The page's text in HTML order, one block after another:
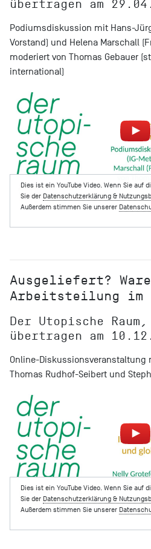
übertragen am
Podiumsdiskussion mit Hans-
Vorstand) und Helena Marschall
moderiert von Thomas Gebauer
international)
Dies ist ein YouTube Video. Wenn Sie auf
Sie der Datenschutzerklärung &
Außerdem stimmen Sie unserer
Ausgeliefert?
Arbeitsteilung im
Der Utopische
übertragen am
Online-Diskussionsveranstaltung
Thomas Rudhof-Seibert und
Dies ist ein YouTube Video. Wenn Sie auf
Sie der Datenschutzerklärung &
Außerdem stimmen Sie unserer